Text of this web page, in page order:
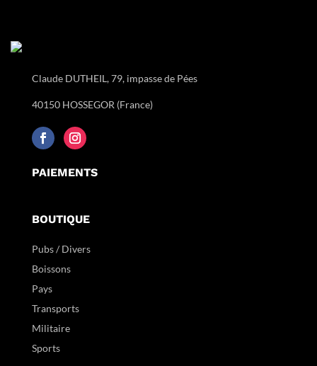
Claude DUTHEIL, 79, impasse de Pées
40150 HOSSEGOR (France)
PAIEMENTS
BOUTIQUE
Pubs / Divers
Boissons
Pays
Transports
Militaire
Sports